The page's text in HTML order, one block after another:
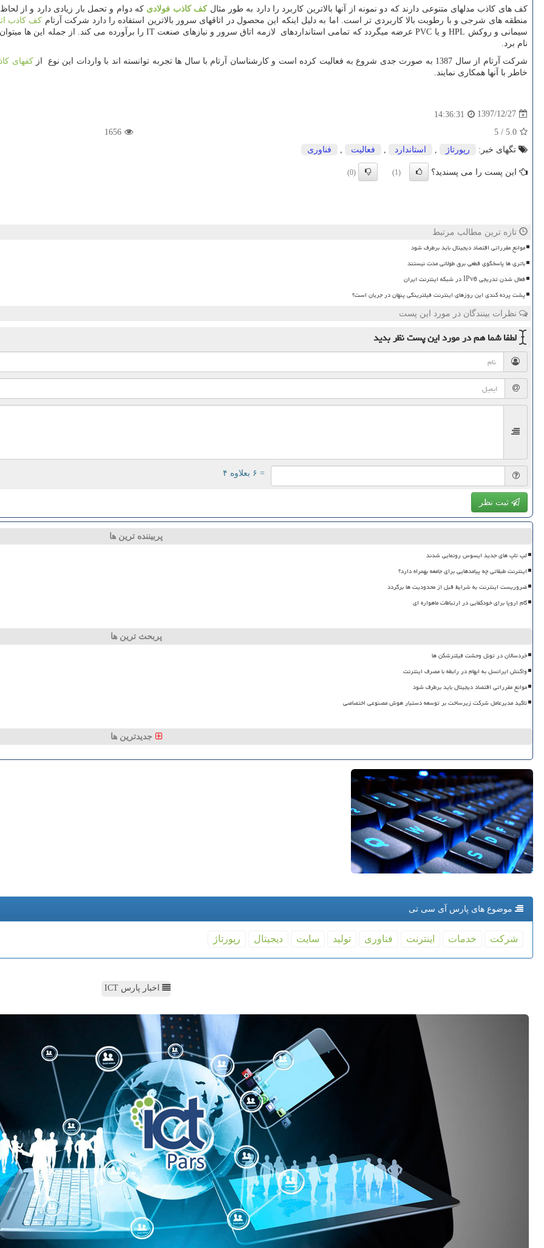
کف های کاذب مدلهای متنوعی دارند که دو نمونه از آنها بالاترین کاربرد را دارد به طور مثالکف کاذب فولادی که دوام و تحمل بار زیادی دارد و از
منطقه های شرجی و با رطوبت بالا کاربردی تر است. اما به دلیل اینکه این محصول در اتاقهای سرور بالاترین استفاده را دارد شرکت آرتام کف کاذب
سیمانی و روکش HPLو یا PVCعرضه میگردد که تمامی استانداردهای لازمه اتاق سرور و نیازهای صنعت ITرا برآورده می کند. از جمله این ها
نام برد.
شرکت آرتام از سال 1387 به صورت جدی شروع به فعالیت کرده است و کارشناسان آرتام با سال ها تجربه توانسته اند با واردات این نوع از
کفهای
خاطر با آنها همکاری نمایند.
1397/12/27
14:36:31
5.0
/
5
1656
تگهای خبر:
رپورتاژ , استاندارد , فعالیت , فناوری
این پست را می پسندید؟ (1)
(0)
تازه ترین مطالب مرتبط
موانع مقرراتی اقتصاد دیجیتال باید برطرف شود
باتری ها پاسخگوی قطعی برق طولانی مدت نیستند
فعال شدن تدریجی IPv6 در شبکه اینترنت ایران
پشت پرده کندی این روزهای اینترنت فیلترینگی پنهان در جریان است؟
نظرات بینندگان در مورد این پست
لطفا شما همدر مورد این پستنظر بدید
= ۶ بعلاوه ۴
ثبت نظر
پربیننده ترین ها
لپ تاپ های جدید ایسوس رونمایی شدند
اینترنت طبقاتی چه پیامدهایی برای جامعه بهمراه دارد؟
ضروریست اینترنت به شرایط قبل از محدودیت ها برگردد
گام اروپا برای خودکفایی در ارتباطات ماهواره ای
پربحث ترین ها
خردسالان در تونل وحشت فیلترشکن ها
واکنش ایرانسل به ابهام در رابطه با مصرف اینترنت
موانع مقرراتی اقتصاد دیجیتال باید برطرف شود
تاکید مدیرعامل شرکت زیرساخت بر توسعه دستیار هوش مصنوعی اختصاصی
جدیدترین ها
موضوع های پارس آی سی تی
شركت خدمات اینترنت فناوری تولید سایت دیجیتال رپورتاژ
اخبار پارس ICT